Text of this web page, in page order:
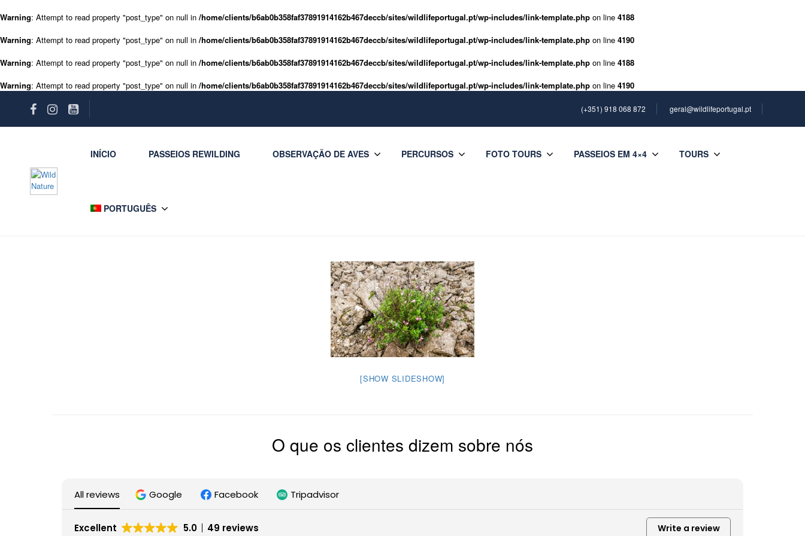
Warning: Attempt to read property "post_type" on null in /home/clients/b6ab0b358faf37891914162b467deccb/sites/wildlifeportugal.pt/wp-includes/link-template.php on line 4188
Warning: Attempt to read property "post_type" on null in /home/clients/b6ab0b358faf37891914162b467deccb/sites/wildlifeportugal.pt/wp-includes/link-template.php on line 4190
Warning: Attempt to read property "post_type" on null in /home/clients/b6ab0b358faf37891914162b467deccb/sites/wildlifeportugal.pt/wp-includes/link-template.php on line 4188
Warning: Attempt to read property "post_type" on null in /home/clients/b6ab0b358faf37891914162b467deccb/sites/wildlifeportugal.pt/wp-includes/link-template.php on line 4190
(+351) 918 068 872 geral@wildlifeportugal.pt
INÍCIO PASSEIOS REWILDING OBSERVAÇÃO DE AVES PERCURSOS FOTO TOURS PASSEIOS EM 4×4 TOURS
PORTUGUÊS
[SHOW SLIDESHOW]
O que os clientes dizem sobre nós
All reviews Google Facebook Tripadvisor
Excellent 5.0 49 reviews Write a review